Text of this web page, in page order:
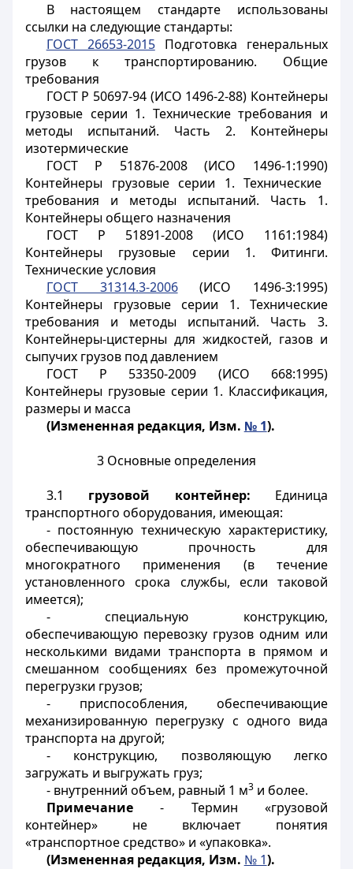
В настоящем стандарте использованы
ссылки на следующие стандарты:
ГОСТ 26653-2015
Подготовка генеральных
грузов к транспортированию. Общие
требования
ГОСТ Р 50697-94 (ИСО 1496-2-88) Контейнеры
грузовые серии 1. Технические требования и
методы испытаний. Часть 2. Контейнеры
изотермические
ГОСТ Р 51876-2008 (ИСО 1496-1:1990)
Контейнеры грузовые серии 1. Технические
требования и методы испытаний. Часть 1.
Контейнеры общего назначения
ГОСТ Р 51891-2008 (ИСО 1161:1984)
Контейнеры грузовые серии 1. Фитинги.
Технические условия
ГОСТ 31314.3-2006(ИСО 1496-3:1995)
Контейнеры грузовые серии 1. Технические
требования и методы испытаний. Часть 3.
Контейнеры-цистерны для жидкостей, газов и
сыпучих грузов под давлением
ГОСТ Р 53350-2009 (ИСО 668:1995)
Контейнеры грузовые серии 1. Классификация,
размеры и масса
(Измененная редакция, Изм. № 1).
3 Основные определения
3.1 грузовой контейнер: Единица
транспортного оборудования, имеющая:
- постоянную техническую характеристику,
обеспечивающую прочность для
многократного применения (в течение
установленного срока службы, если таковой
имеется);
- специальную конструкцию,
обеспечивающую перевозку грузов одним или
несколькими видами транспорта в прямом и
смешанном сообщениях без промежуточной
перегрузки грузов;
- приспособления, обеспечивающие
механизированную перегрузку с одного вида
транспорта на другой;
- конструкцию, позволяющую легко
загружать и выгружать груз;
- внутренний объем, равный 1 м3и более.
Примечание- Термин «грузовой
контейнер» не включает понятия
«транспортное средство» и «упаковка».
(Измененная редакция, Изм. № 1).